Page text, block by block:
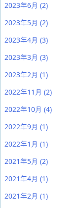
2023年6月 (2)
2023年5月 (2)
2023年4月 (3)
2023年3月 (3)
2023年2月 (1)
2022年11月 (2)
2022年10月 (4)
2022年9月 (1)
2022年1月 (1)
2021年5月 (2)
2021年4月 (1)
2021年2月 (1)